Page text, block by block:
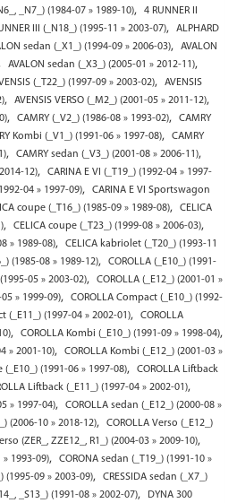
_N7_) (1984-07 » 1989-10),
4 RUNNER II
III (_N18_) (1995-11 » 2003-07),
ALPHARD
sedan (_X1_) (1994-09 » 2006-03),
AVALON
AVALON sedan (_X3_) (2005-01 » 2012-11),
(_T22_) (1997-09 » 2003-02),
AVENSIS
, AVENSIS VERSO (_M2_) (2001-05 » 2011-12),
, CAMRY (_V2_) (1986-08 » 1993-02),
CAMRY
Kombi (_V1_) (1991-06 » 1997-08),
CAMRY
, CAMRY sedan (_V3_) (2001-08 » 2006-11),
12),
CARINA E VI (_T19_) (1992-04 » 1997-
04 » 1997-09),
CARINA E VI Sportswagon
coupe (_T16_) (1985-09 » 1989-08),
CELICA
, CELICA coupe (_T23_) (1999-08 » 2006-03),
» 1989-08),
CELICA kabriolet (_T20_) (1993-11
(1985-08 » 1989-12),
COROLLA (_E10_) (1991-
05 » 2003-02),
COROLLA (_E12_) (2001-01 »
05 » 1999-09),
COROLLA Compact (_E10_) (1992-
(_E11_) (1997-04 » 2002-01),
COROLLA
, COROLLA Kombi (_E10_) (1991-09 » 1998-04),
» 2001-10),
COROLLA Kombi (_E12_) (2001-03 »
(_E10_) (1991-06 » 1997-08),
COROLLA Liftback
Liftback (_E11_) (1997-04 » 2002-01),
» 1997-04),
COROLLA sedan (_E12_) (2000-08 »
(2006-10 » 2018-12),
COROLLA Verso (_E12_)
(ZER_, ZZE12_, R1_) (2004-03 » 2009-10),
» 1993-09),
CORONA sedan (_T19_) (1991-10 »
(1995-09 » 2003-09),
CRESSIDA sedan (_X7_)
_S13_) (1991-08 » 2002-07),
DYNA 300